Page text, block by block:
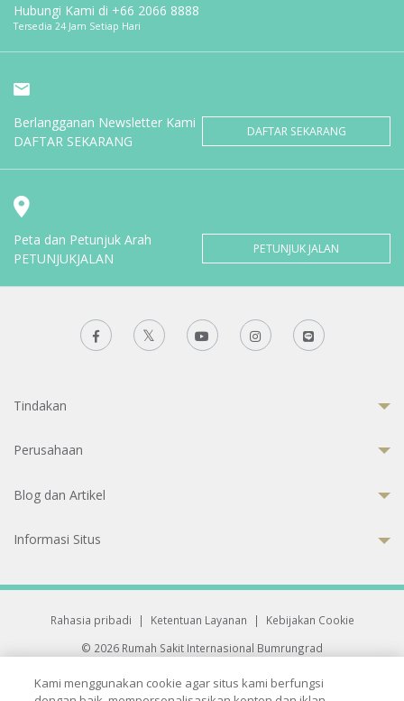
Hubungi Kami di +66 2066 8888
Tersedia 24 Jam Setiap Hari
Berlangganan Newsletter Kami
DAFTAR SEKARANG
DAFTAR SEKARANG
Peta dan Petunjuk Arah
PETUNJUKJALAN
PETUNJUK JALAN
Tindakan
Perusahaan
Blog dan Artikel
Informasi Situs
Rahasia pribadi | Ketentuan Layanan |
Kebijakan Cookie
© 2026 Rumah Sakit Internasional Bumrungrad
33 Sukhumvit 3, Wattana, Bangkok 10110 Thailand.
Kami menggunakan cookie agar situs kami berfungsi